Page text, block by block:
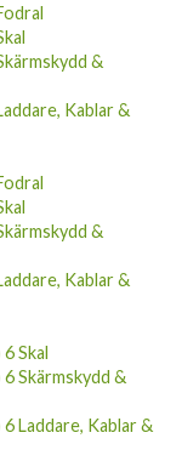
&
Kablar &
&
Kablar &
Skal
6 Skärmskydd &
6 Laddare, Kablar &